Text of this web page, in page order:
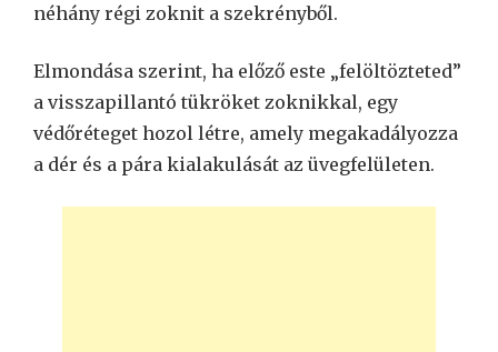
néhány régi zoknit a szekrényből.
Elmondása szerint, ha előző este „felöltözteted”
a visszapillantó tükröket zoknikkal, egy
védőréteget hozol létre, amely megakadályozza
a dér és a pára kialakulását az üvegfelületen.